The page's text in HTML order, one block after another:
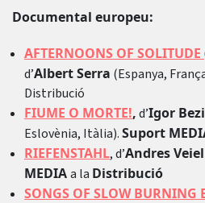
Documental europeu:
AFTERNOONS OF SOLITUDE
d’Albert Serra (Espanya,
Distribució
FIUME O MORTE!,d’Igor
Eslovènia, Itàlia).Suport
RIEFENSTAHL, d’Andres Veiel
MEDIAa la Distribució
SONGS OF SLOW BURNING